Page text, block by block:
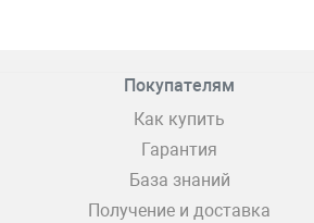
Покупателям
Как купить
Гарантия
База знаний
Получение и доставка